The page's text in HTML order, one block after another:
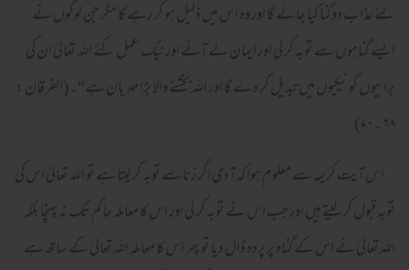
لئے عذاب دوگنا کیا جائے گا اور وہ اس میں ذلیل ہو کر رہے گا مگر جن لوگوں نے
ایسے گناہوں سے توبہ کر لی اور ایمان لے آئے اور نیک عمل کئے اللہ تعالیٰ ان کی
برائیوں کو نیکیوں میں تبدیل کر دے گا اور اللہ بخشنے والا بڑا مہربان ہے''۔(الفرقان :
۶۸ ۔۷۰)
اس آیت کریمہ سے معلوم ہوا کہ آدمی اگر زنا سے توبہ کر لیتا ہے تو اللہ تعالیٰ اس کی
توبہ قبول کر لیتے ہیں اور جب اس نے توبہ کر لی اور اس کا معاملہ حاکم تک نہ پہنچا بلکہ
اللہ تعالیٰ نے اس کے گناہ پر پردہ ڈال دیا تو پھر اس کا معاملہ اللہ تعالیٰ کے ساتھ ہے